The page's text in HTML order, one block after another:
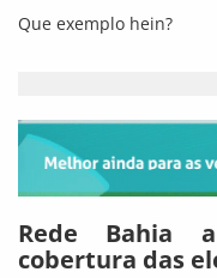
Que exemplo hein?
Rede Bahia
cobertura das